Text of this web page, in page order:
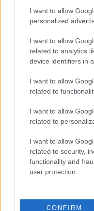
I want to allow
personalized
I want to allow
related to analytics
device identifiers in
I want to allow
related to
I want to allow
related to
I want to allow
related to security,
functionality and
user protection.
CONFIRM
#tim-tim 2: the
Platformok: PC
A Halo: